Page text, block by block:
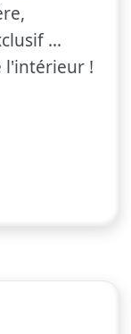
…
l'intérieur !